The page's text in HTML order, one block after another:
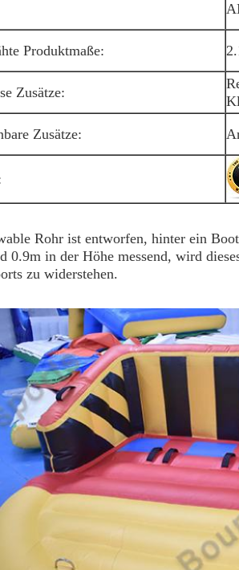
Produktmaße:
Zusätze:
Zusätze:
Rohr ist entworfen, hinter ein
0.9m in der Höhe messend, wird
zu widerstehen.